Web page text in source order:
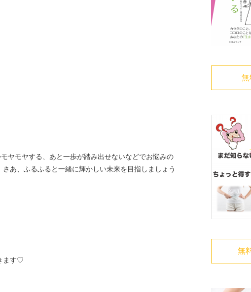
ヤモヤする、あと一歩が踏み出せないなどでお悩みの
あ、ふるふると一緒に輝かしい未来を目指しましょう
ます♡
無
無